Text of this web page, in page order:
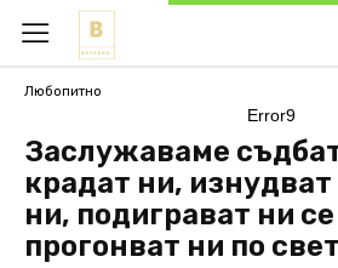
Любопитно
Error9
Заслужаваме
крадат ни,
ни, подиграват ни
прогонват ни по